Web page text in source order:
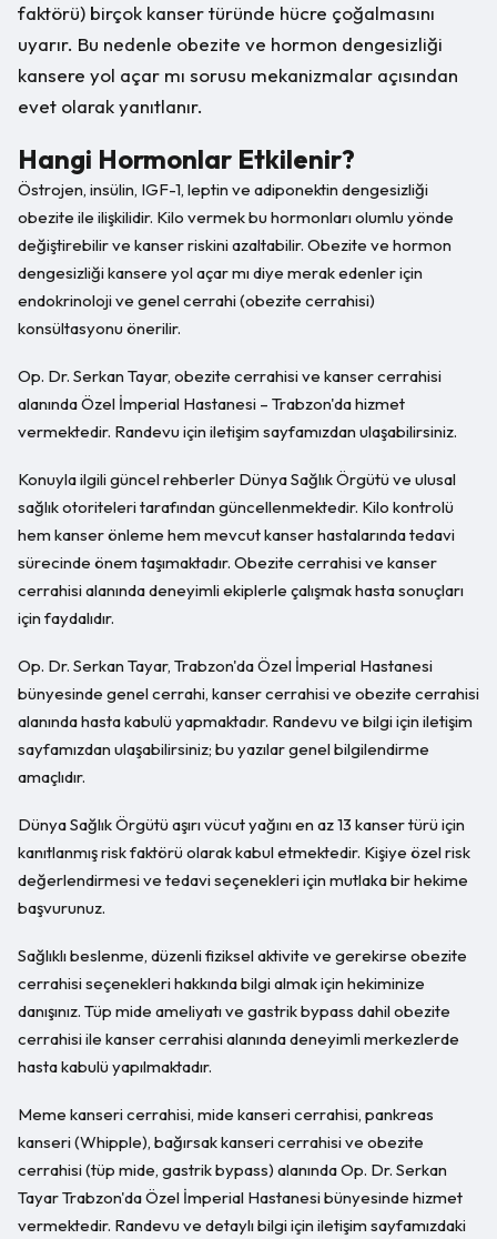
faktörü) birçok kanser türünde hücre çoğalmasını
uyarır. Bu nedenle obezite ve hormon dengesizliği
kansere yol açar mı sorusu mekanizmalar açısından
evet olarak yanıtlanır.
Hangi Hormonlar Etkilenir?
Östrojen, insülin, IGF-1, leptin ve adiponektin dengesizliği
obezite ile ilişkilidir. Kilo vermek bu hormonları olumlu yönde
değiştirebilir ve kanser riskini azaltabilir. Obezite ve hormon
dengesizliği kansere yol açar mı diye merak edenler için
endokrinoloji ve genel cerrahi (obezite cerrahisi)
konsültasyonu önerilir.
Op. Dr. Serkan Tayar, obezite cerrahisi ve kanser cerrahisi
alanında Özel İmperial Hastanesi – Trabzon'da hizmet
vermektedir. Randevu için iletişim sayfamızdan ulaşabilirsiniz.
Konuyla ilgili güncel rehberler Dünya Sağlık Örgütü ve ulusal
sağlık otoriteleri tarafından güncellenmektedir. Kilo kontrolü
hem kanser önleme hem mevcut kanser hastalarında tedavi
sürecinde önem taşımaktadır. Obezite cerrahisi ve kanser
cerrahisi alanında deneyimli ekiplerle çalışmak hasta sonuçları
için faydalıdır.
Op. Dr. Serkan Tayar, Trabzon'da Özel İmperial Hastanesi
bünyesinde genel cerrahi, kanser cerrahisi ve obezite cerrahisi
alanında hasta kabulü yapmaktadır. Randevu ve bilgi için iletişim
sayfamızdan ulaşabilirsiniz; bu yazılar genel bilgilendirme
amaçlıdır.
Dünya Sağlık Örgütü aşırı vücut yağını en az 13 kanser türü için
kanıtlanmış risk faktörü olarak kabul etmektedir. Kişiye özel risk
değerlendirmesi ve tedavi seçenekleri için mutlaka bir hekime
başvurunuz.
Sağlıklı beslenme, düzenli fiziksel aktivite ve gerekirse obezite
cerrahisi seçenekleri hakkında bilgi almak için hekiminize
danışınız. Tüp mide ameliyatı ve gastrik bypass dahil obezite
cerrahisi ile kanser cerrahisi alanında deneyimli merkezlerde
hasta kabulü yapılmaktadır.
Meme kanseri cerrahisi, mide kanseri cerrahisi, pankreas
kanseri (Whipple), bağırsak kanseri cerrahisi ve obezite
cerrahisi (tüp mide, gastrik bypass) alanında Op. Dr. Serkan
Tayar Trabzon'da Özel İmperial Hastanesi bünyesinde hizmet
vermektedir. Randevu ve detaylı bilgi için iletişim sayfamızdaki